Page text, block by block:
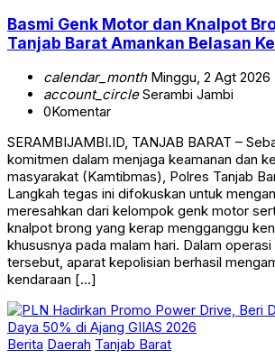
Basmi Genk Motor dan Knalpot
Tanjab Barat Amankan Belasan
calendar_monthMinggu, 2 Agt 2026
account_circleSerambi Jambi
0Komentar
SERAMBIJAMBI.ID, TANJAB BARAT –
komitmen dalam menjaga keamanan dan
masyarakat (Kamtibmas), Polres Tanjab
Langkah tegas ini difokuskan untuk
meresahkan dari kelompok genk motor
knalpot brong yang kerap mengganggu
khususnya pada malam hari. Dalam
tersebut, aparat kepolisian berhasil
kendaraan […]
Berita Daerah Tanjab Barat